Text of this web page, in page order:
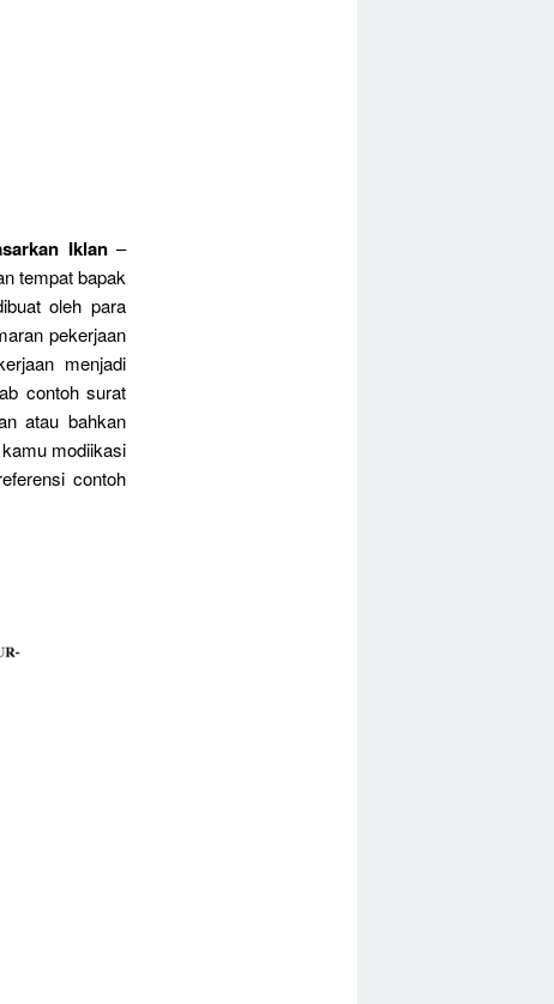
Iklan–
tempat bapak
oleh para
pekerjaan
menjadi
contoh surat
atau bahkan
modiikasi
contoh